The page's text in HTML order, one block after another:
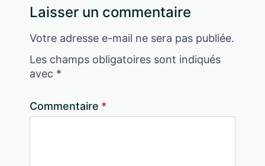
Laisser un commentaire
Votre adresse e-mail ne sera pas publiée.
Les champs obligatoires sont indiqués
avec *
Commentaire *